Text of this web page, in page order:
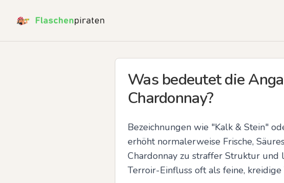
Was bedeutet die
Chardonnay?
Bezeichnungen wie "Kalk & Stein"
erhöht normalerweise Frische,
Chardonnay zu straffer Struktur
Terroir-Einfluss oft als feine,